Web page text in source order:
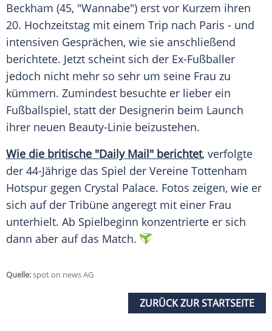
Beckham (45, "Wannabe") erst vor Kurzem ihren
20. Hochzeitstag mit einem Trip nach Paris - und
intensiven Gesprächen, wie sie anschließend
berichtete. Jetzt scheint sich der Ex-Fußballer
jedoch nicht mehr so sehr um seine Frau zu
kümmern. Zumindest besuchte er lieber ein
Fußballspiel, statt der Designerin beim Launch
ihrer neuen Beauty-Linie beizustehen.
Wie die britische "Daily Mail" berichtet, verfolgte
der 44-Jährige das Spiel der Vereine Tottenham
Hotspur gegen Crystal Palace. Fotos zeigen, wie er
sich auf der Tribüne angeregt mit einer Frau
unterhielt. Ab Spielbeginn konzentrierte er sich
dann aber auf das Match.
Quelle:spot on news AG
ZURÜCK ZUR STARTSEITE